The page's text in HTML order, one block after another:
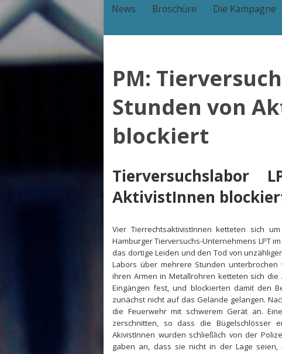
News Broschüre Die Kampagne
PM:
Stunden von
blockiert
Tierversuchslabor
AktivistInnen
Vier TierrechtsaktivistInnen ketteten sich
Hamburger Tierversuchs-Unternehmens LPT
das dortige Leiden und den Tod von
Labors über mehrere Stunden
ihren Armen in Metallrohren ketteten sich
Eingängen fest, und blockierten damit den
zunächst nicht auf das Gelände gelangen.
die Feuerwehr mit schwerem Gerät an.
zerschnitten, so dass die Bügelschlösser
AkivistInnen wurden schließlich von der
gaben an, dass sie nicht in der Lage